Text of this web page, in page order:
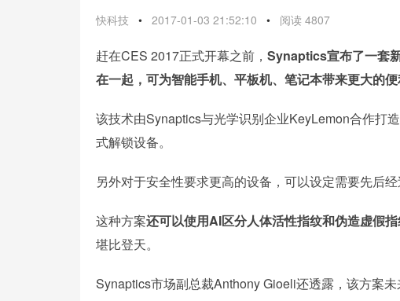
快科技 • 2017-01-03 21:52:10 • 阅读 4807
赶在CES 2017正式开幕之前， Synaptics宣布了一套
在一起，可为智能手机、平板机、笔记本带来更大的便
该技术由Synaptics与光学识别企业KeyLemon合作打
式解锁设备。
另外对于安全性要求更高的设备，可以设定需要先后经
这种方案还可以使用AI区分人体活性指纹和伪造虚假
堪比登天。
Synaptics市场副总裁Anthony Gioeli还透露，该方案未